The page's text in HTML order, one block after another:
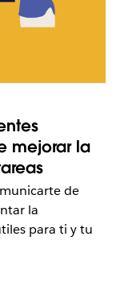
mejorar la
de
la
para ti y tu